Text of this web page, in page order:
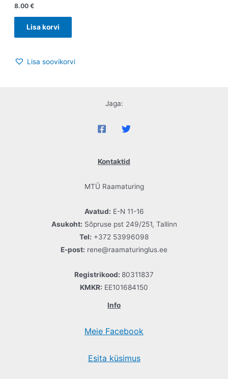
8.00 €
Lisa korvi
Lisa soovikorvi
Jaga:
Kontaktid
MTÜ Raamaturing
Avatud: E-N 11-16
Asukoht: Sõpruse pst 249/251, Tallinn
Tel: +372 53996098
E-post: rene@raamaturinglus.ee
Registrikood: 80311837
KMKR: EE101684150
Info
Meie Facebook
Esita küsimus